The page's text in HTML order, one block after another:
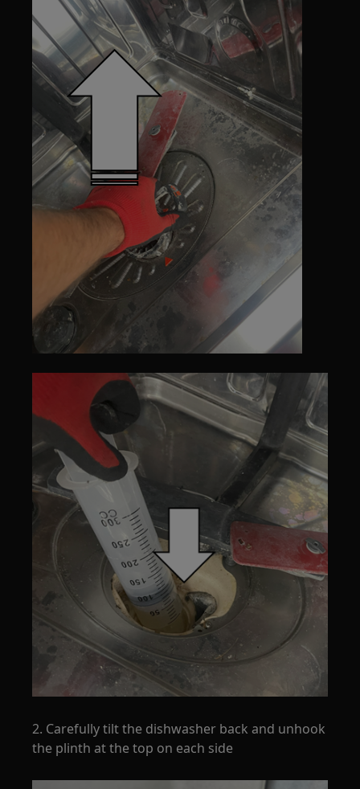
2. Carefully tilt the dishwasher back and unhook
the plinth at the top on each side